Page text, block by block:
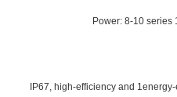
Power: 8-10 series
IP67, high-efficiency and